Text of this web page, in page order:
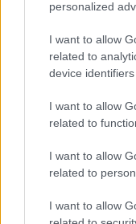
personalized
I want to allow
related to
device identifiers
I want to allow
related to
I want to allow
related to
I want to allow
Támogatás
a